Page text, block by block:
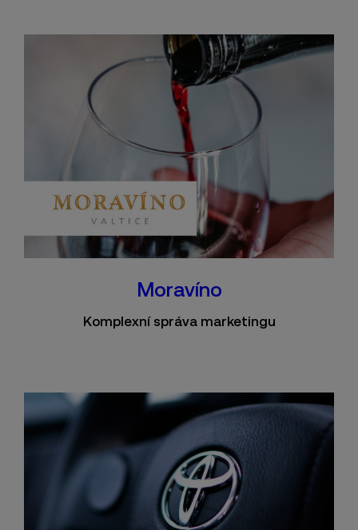
Moravíno
Komplexní správa marketingu